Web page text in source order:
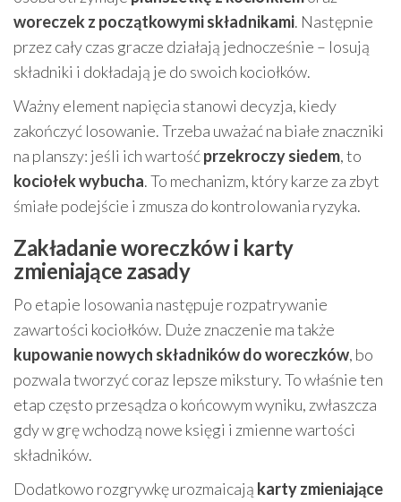
woreczek z początkowymi składnikami. Następnie
przez cały czas gracze działają jednocześnie – losują
składniki i dokładają je do swoich kociołków.
Ważny element napięcia stanowi decyzja, kiedy
zakończyć losowanie. Trzeba uważać na białe znaczniki
na planszy: jeśli ich wartośćprzekroczy siedem, to
kociołek wybucha. To mechanizm, który karze za zbyt
śmiałe podejście i zmusza do kontrolowania ryzyka.
Zakładanie woreczków i karty
zmieniające zasady
Po etapie losowania następuje rozpatrywanie
zawartości kociołków. Duże znaczenie ma także
kupowanie nowych składników do woreczków, bo
pozwala tworzyć coraz lepsze mikstury. To właśnie ten
etap często przesądza o końcowym wyniku, zwłaszcza
gdy w grę wchodzą nowe księgi i zmienne wartości
składników.
Dodatkowo rozgrywkę urozmaicają karty zmieniające